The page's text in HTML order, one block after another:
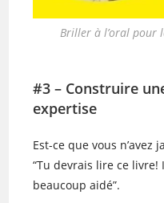
Briller à l’oral pour
#3 – Construire
expertise
Est-ce que vous n’avez
“Tu devrais lire ce livre!
beaucoup aidé”.